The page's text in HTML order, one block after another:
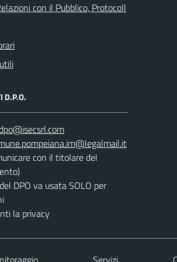
con il Pubblico, Protocoll
D.P.O.
con il titolare del
DPO va usata SOLO per
la privacy